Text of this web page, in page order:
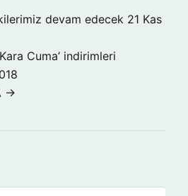
devam edecek 21 Kas
Cuma’ indirimleri
→